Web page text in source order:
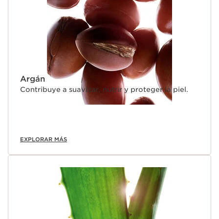
Argán
Contribuye a suavizar, nutrir y proteger la piel.
EXPLORAR MÁS